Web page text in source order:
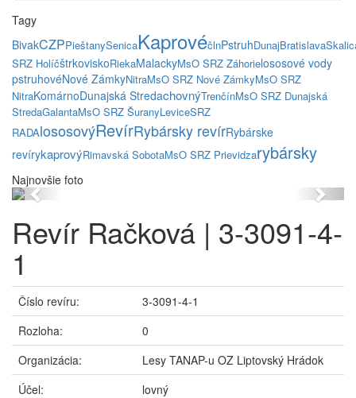
Tagy
BivakCZPPieštanySenicaKaprovéčlnPstruhDunajBratislava
SRZ HolíčštrkoviskoRiekaMalackyMsO SRZ Záhorielososové vody
pstruhovéNové ZámkyNitraMsO SRZ Nové ZámkyMsO SRZ
NitraKomárnoDunajská StredachovnýTrenčínMsO SRZ Dunajská
StredaGalantaMsO SRZ ŠuranyLeviceSRZ
RADAlososovýRevírRybársky revírRybárske
revírykaprovýRimavská SobotaMsO SRZ Prievidzarybársky
Najnovšie foto
Previous Next
Revír Račková | 3-3091-4-
1
Číslo revíru:
3-3091-4-1
Rozloha:
0
Organizácia:
Lesy TANAP-u OZ Liptovský Hrádok
Účel:
lovný